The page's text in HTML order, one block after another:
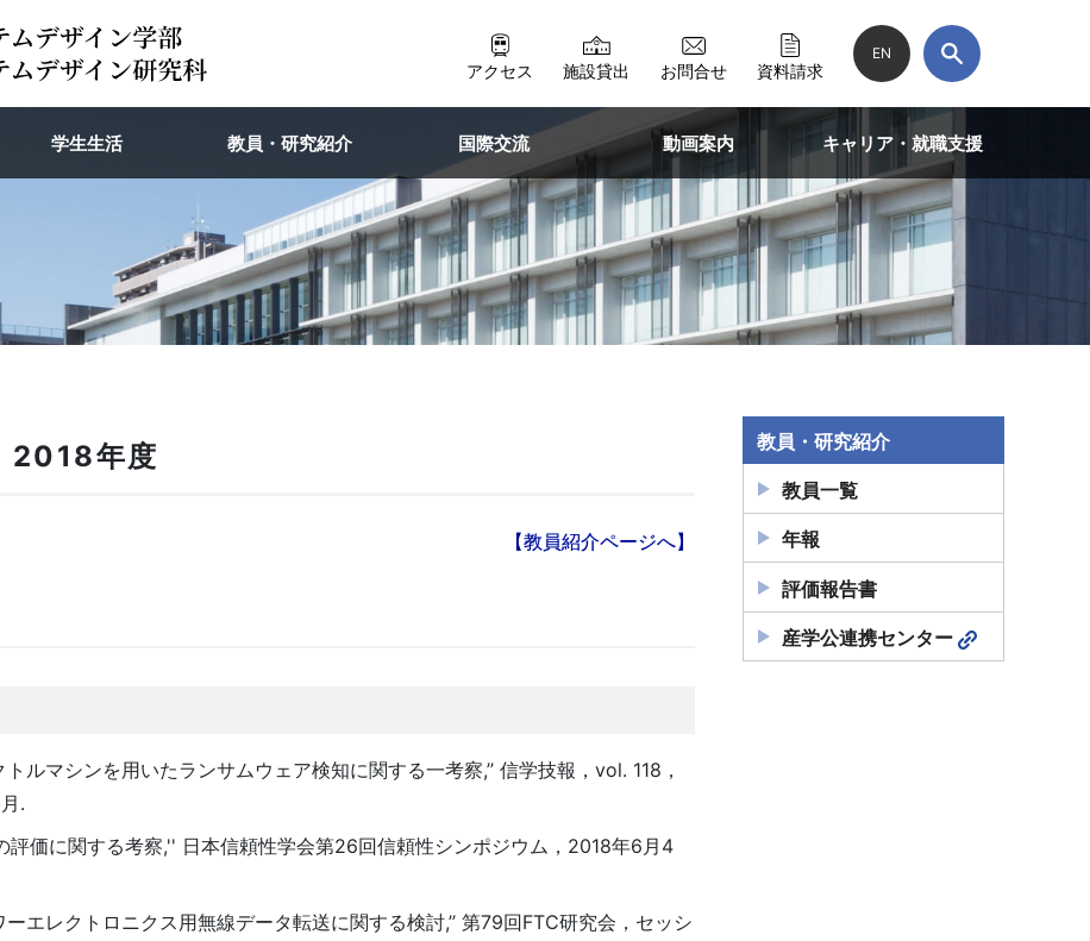
アクセス 施設貸出 お問合せ 資料請求
EN
学生生活 教員・研究紹介 国際交流 動画案内 キャリア・就職支援
2018年度
【教員紹介ページへ】
マシンを用いたランサムウェア検知に関する一考察,’’ 信学技報，vol. 118，
.
価に関する考察,'' 日本信頼性学会第26回信頼性シンポジウム，2018年6月4
エレクトロニクス用無線データ転送に関する検討,’’ 第79回FTC研究会，セッシ
教員・研究紹介
教員一覧
年報
評価報告書
産学公連携センター